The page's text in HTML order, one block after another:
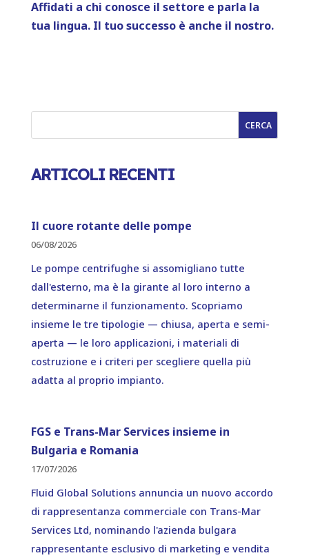
Affidati a chi conosce il settore e parla la
tua lingua. Il tuo successo è anche il nostro.
CERCA
ARTICOLI RECENTI
Il cuore rotante delle pompe
06/08/2026
Le pompe centrifughe si assomigliano tutte
dall'esterno, ma è la girante al loro interno a
determinarne il funzionamento. Scopriamo
insieme le tre tipologie — chiusa, aperta e semi-
aperta — le loro applicazioni, i materiali di
costruzione e i criteri per scegliere quella più
adatta al proprio impianto.
FGS e Trans-Mar Services insieme in
Bulgaria e Romania
17/07/2026
Fluid Global Solutions annuncia un nuovo accordo
di rappresentanza commerciale con Trans-Mar
Services Ltd, nominando l'azienda bulgara
rappresentante esclusivo di marketing e vendita